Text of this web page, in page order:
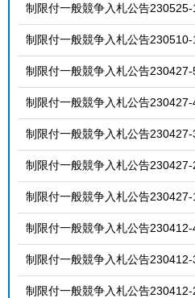
制限付一般競争入札公告230525-
制限付一般競争入札公告230510-
制限付一般競争入札公告230427-
制限付一般競争入札公告230427-
制限付一般競争入札公告230427-
制限付一般競争入札公告230427-
制限付一般競争入札公告230427-
制限付一般競争入札公告230412-
制限付一般競争入札公告230412-
制限付一般競争入札公告230412-